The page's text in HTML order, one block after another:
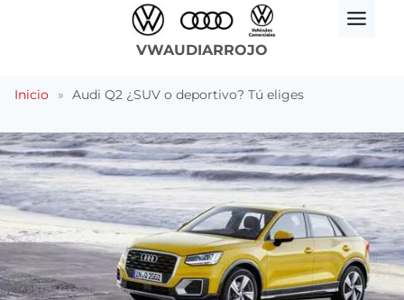
VWAUDIARROJO
Inicio » Audi Q2 ¿SUV o deportivo? Tú eliges